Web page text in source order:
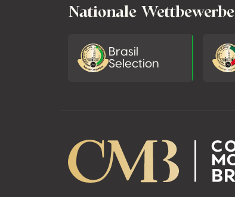
Nationale Wettbewerbe
Brasil
Selection